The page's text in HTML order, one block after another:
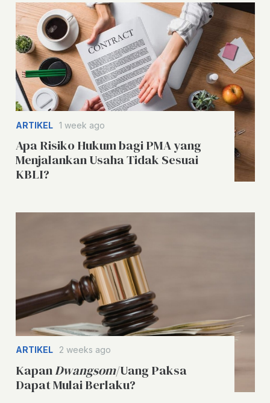
ARTIKEL 1 week ago
Apa Risiko Hukum bagi PMA yang
Menjalankan Usaha Tidak Sesuai
KBLI?
ARTIKEL 2 weeks ago
KapanDwangsom/Uang Paksa
Dapat Mulai Berlaku?